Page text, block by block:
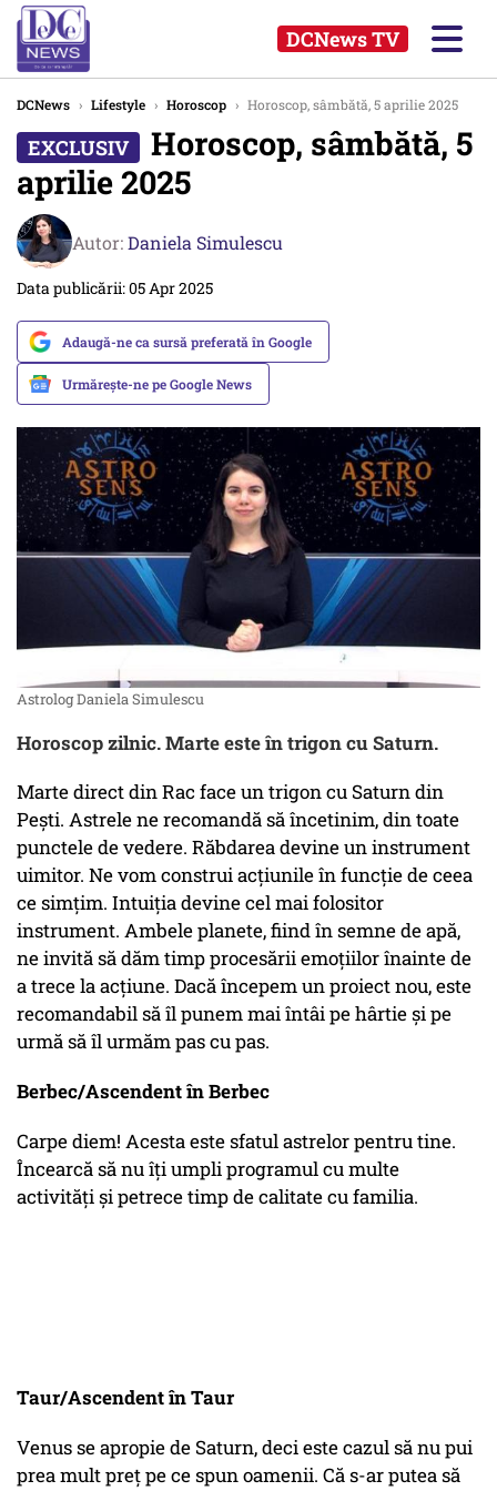
DCNews TV
DCNews › Lifestyle › Horoscop › Horoscop, sâmbătă, 5 aprilie 2025
Horoscop, sâmbătă, 5
aprilie 2025
Autor:Daniela Simulescu
Data publicării: 05 Apr 2025
Adaugă-ne ca sursă preferată în Google
Urmărește-ne pe Google News
Astrolog Daniela Simulescu
Horoscop zilnic. Marte este în trigon cu Saturn.
Marte direct din Rac face un trigon cu Saturn din
Pești. Astrele ne recomandă să încetinim, din toate
punctele de vedere. Răbdarea devine un instrument
uimitor. Ne vom construi acțiunile în funcție de ceea
ce simțim. Intuiția devine cel mai folositor
instrument. Ambele planete, fiind în semne de apă,
ne invită să dăm timp procesării emoțiilor înainte de
a trece la acțiune. Dacă începem un proiect nou, este
recomandabil să îl punem mai întâi pe hârtie și pe
urmă să îl urmăm pas cu pas.
Berbec/Ascendent în Berbec
Carpe diem! Acesta este sfatul astrelor pentru tine.
Încearcă să nu îți umpli programul cu multe
activități și petrece timp de calitate cu familia.
Taur/Ascendent în Taur
Venus se apropie de Saturn, deci este cazul să nu pui
prea mult preț pe ce spun oamenii. Că s-ar putea să